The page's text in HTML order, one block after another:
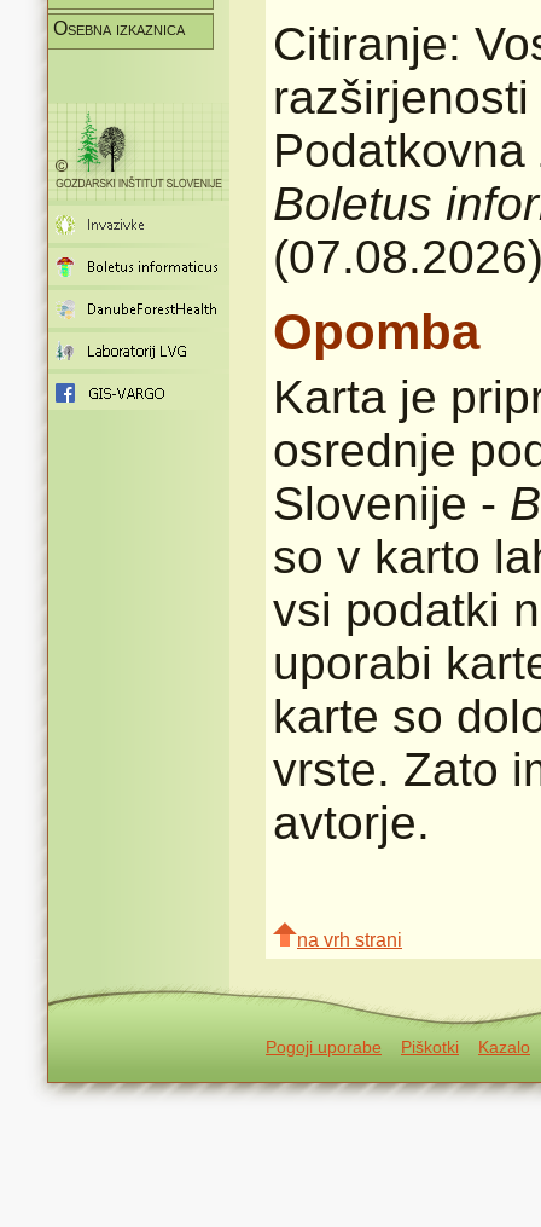
Osebna izkaznica
Citiranje:
Boletus
Opomba
Karta je
osrednje
Slovenije -
so v karto
vsi podatki
uporabi
karte so
vrste. Zato
avtorje.
na vrh strani
Pogoji uporabe Piškotki Kazalo